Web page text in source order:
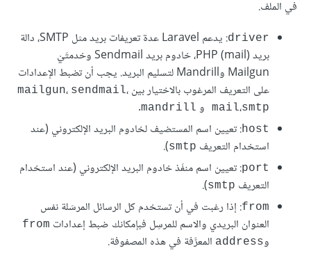
في الملف.
driver
: يدعم Laravel عدة تعريفات بريد مثل SMTP، دالة
بريد PHP (mail)، خادوم بريد Sendmail وخدمتَيْ
Mailgun وMandrill لتسليم البريد. يجب أن تضبط الإعدادات
على التعريف المرغوب بالاختيار بين
mailgun، sendmail،
mail،smtp و mandrill
.
host: تعيين اسم المستضيف لخادوم البريد الإلكتروني (عند
استخدام التعريف smtp
).
port: تعيين اسم منفَذ خادوم البريد الإلكتروني (عند استخدام
التعريف smtp
).
from: إذا رغبت في أن تستخدم كل الرسائل المرسَلة نفس
العنوان البريدي والاسم للمرسِل فبإمكانك ضبط إعدادات from
وaddress المعرَّفة في هذه المصفوفة.